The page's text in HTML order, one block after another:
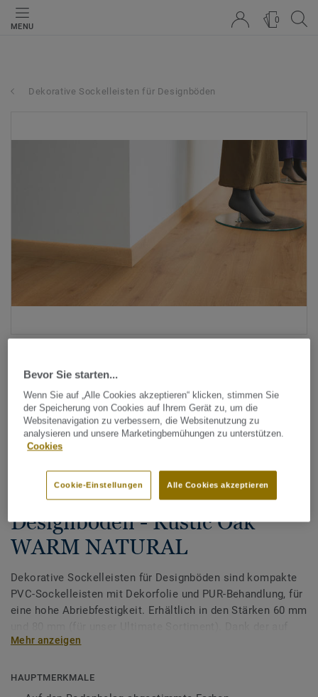
MENU
0
Dekorative Sockelleisten für Designböden
Alle Designs anzeigen (200)
Tarkett Zubehör Komplettsortiment
Dekorative Sockelleisten für
Designböden - Rustic Oak
WARM NATURAL
Dekorative Sockelleisten für Designböden sind kompakte
PVC-Sockelleisten mit Dekorfolie und PUR-Behandlung, für
eine hohe Abriebfestigkeit. Erhältlich in den Stärken 60 mm
unsere Designböden abgestimmten Farben sorgen Sie für
Mehr anzeigen
HAUPTMERKMALE
Bevor Sie starten...
Wenn Sie auf „Alle Cookies akzeptieren“ klicken, stimmen Sie
der Speicherung von Cookies auf Ihrem Gerät zu, um die
Websitenavigation zu verbessern, die Websitenutzung zu
analysieren und unsere Marketingbemühungen zu unterstützen.
Cookies
Alle Cookies akzeptieren
Cookie-Einstellungen